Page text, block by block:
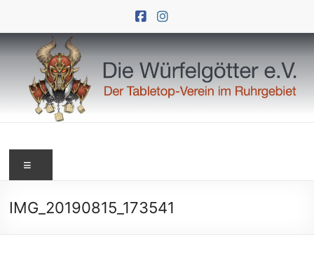
springen
Würfelgötter
e.V.
IMG_20190815_173541